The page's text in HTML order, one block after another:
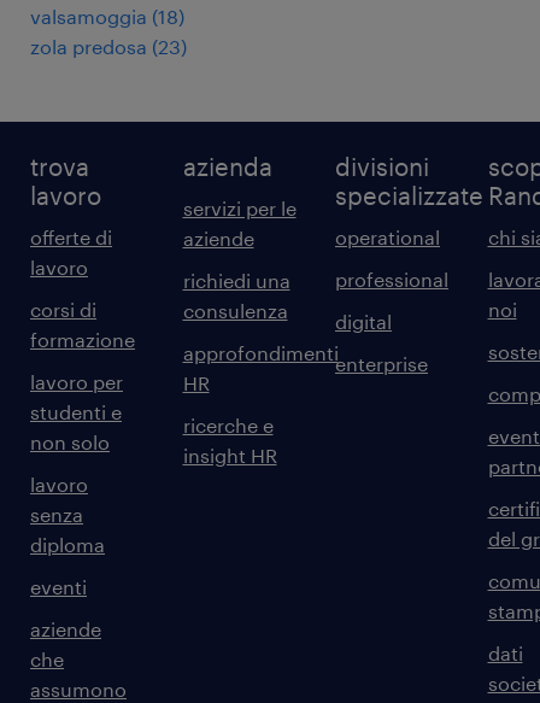
valsamoggia (18)
zola predosa (23)
trova
lavoro
offerte di
lavoro
corsi di
formazione
lavoro per
studenti e
non solo
lavoro
senza
diploma
eventi
aziende
che
assumono
azienda
servizi per le
aziende
richiedi una
consulenza
approfondimenti
HR
ricerche e
insight HR
divisioni
specializzate
operational
professional
digital
enterprise
chi
noi
del
dati